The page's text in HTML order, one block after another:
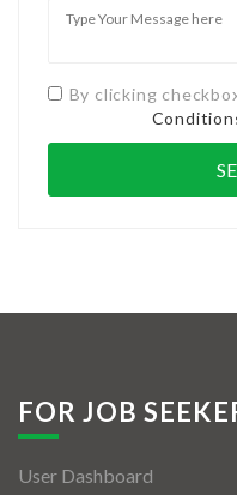
By clicking
FOR JOB
User Dashboard